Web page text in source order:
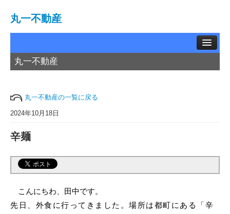
丸一不動産
会社概要
丸一不動産
丸一不動産の一覧に戻る
2024年10月18日
辛麺
こんにちわ、田中です。
先日、外食に行ってきました。場所は都町にある「辛